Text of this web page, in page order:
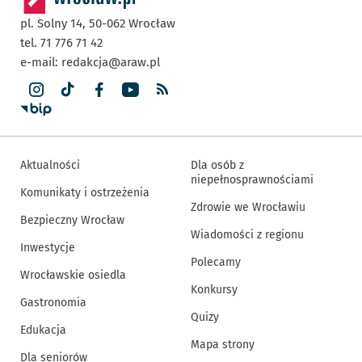
pl. Solny 14, 50-062 Wrocław
tel. 71 776 71 42
e-mail: redakcja@araw.pl
Aktualności
Komunikaty i ostrzeżenia
Bezpieczny Wrocław
Inwestycje
Wrocławskie osiedla
Gastronomia
Edukacja
Dla seniorów
Dla osób z
niepełnosprawnościami
Zdrowie we Wrocławiu
Wiadomości z regionu
Polecamy
Konkursy
Quizy
Mapa strony